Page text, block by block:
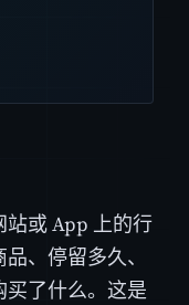
或 App 上的行
、停留多久、
了什么。这是